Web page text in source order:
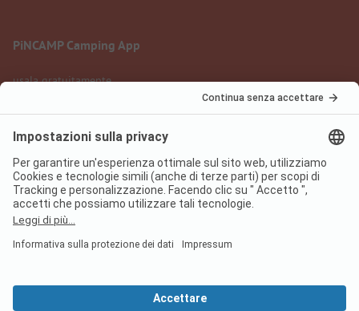
PiNCAMP Camping App
usala gratuitamente
Informazione legale
Protezione dati
Condizioni d'uso
Regolamento sui servizi digitali